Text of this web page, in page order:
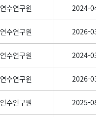
연수연구원 2024-04-01
연수연구원 2026-03-01
연수연구원 2024-03-01
연수연구원 2026-03-01
연수연구원 2025-08-01